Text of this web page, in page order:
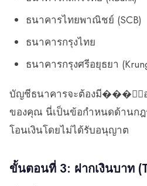
ธนาคารไทยพาณิชย์ (SCB)
ธนาคารกรุงไทย
ธนาคารกรุงศรีอยุธยา
บัญชีธนาคารจะต้องมี���ื่อเ
ของคุณ นี่เป็นข้อกำหนดด้านกฎ
โอนเงินโดยไม่ได้รับอนุญาต
ขั้นตอนที่ 3: ฝากเงินบาท